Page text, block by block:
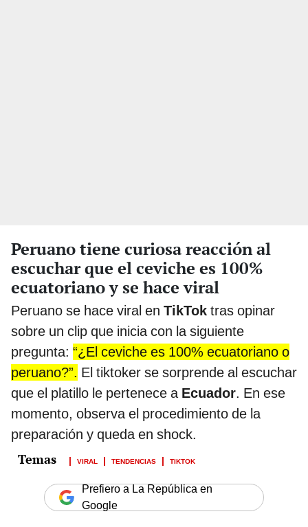
Peruano tiene curiosa reacción al
escuchar que el ceviche es 100%
ecuatoriano y se hace viral
Peruano se hace viral en TikTok tras opinar
sobre un clip que inicia con la siguiente
pregunta: “¿El ceviche es 100% ecuatoriano o
peruano?”. El tiktoker se sorprende al escuchar
que el platillo le pertenece a Ecuador. En ese
momento, observa el procedimiento de la
preparación y queda en shock.
VIRAL TENDENCIAS TIKTOK
Prefiero a La República en
Google